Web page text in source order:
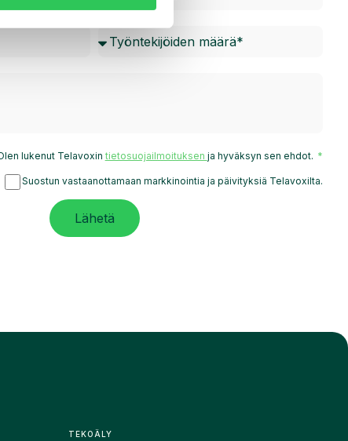
lukenut Telavoxin tietosuojailmoituksen ja hyväksyn sen ehdot.
Suostun vastaanottamaan markkinointia ja päivityksiä Telavoxilta.
Lähetä
TEKOÄLY